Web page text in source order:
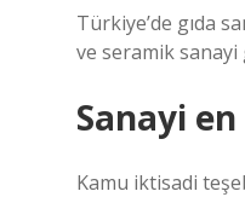
Türkiye’de gıda
ve seramik
Sanayi
Kamu iktisadi